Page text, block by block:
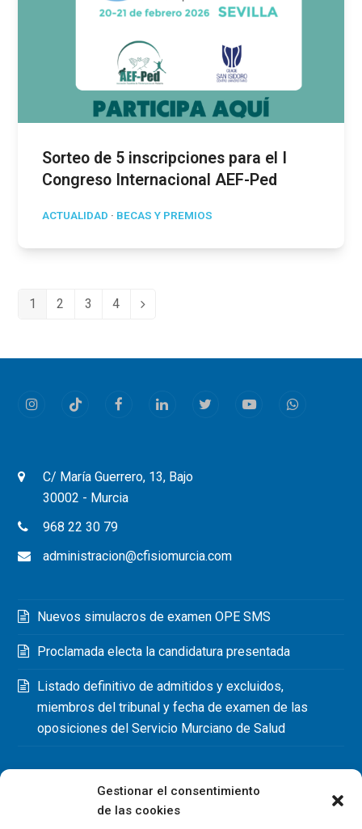
Gestionar el consentimiento
de las cookies
Sorteo de 5 inscripciones para el I
Congreso Internacional AEF-Ped
ACTUALIDAD · BECAS Y PREMIOS
Page
1 Page
2 Page
3 Page
4 Siguiente
InstagramTiktok FacebookLinkedInTwitterYoutubeWhatsapp
C/ María Guerrero, 13, Bajo
30002 - Murcia
968 22 30 79
administracion@cfisiomurcia.com
Nuevos simulacros de examen OPE SMS
Proclamada electa la candidatura presentada
Listado definitivo de admitidos y excluidos,
miembros del tribunal y fecha de examen de las
oposiciones del Servicio Murciano de Salud